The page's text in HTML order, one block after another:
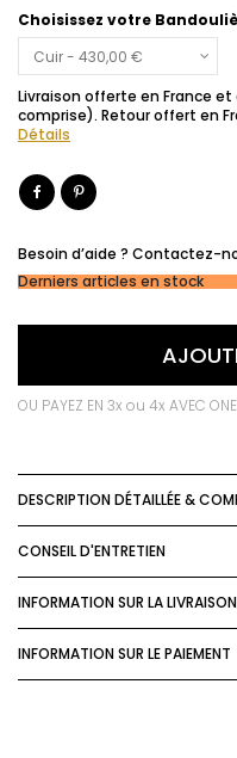
Choisissez votre
Livraison offerte en France
comprise). Retour offert en
Détails
Besoin d’aide ? Contactez-
Derniers articles en stock
OU PAYEZ EN 3x ou 4x AVEC
DESCRIPTION DÉTAILLÉE &
CONSEIL D'ENTRETIEN
INFORMATION SUR LA
INFORMATION SUR LE PAIEMENT